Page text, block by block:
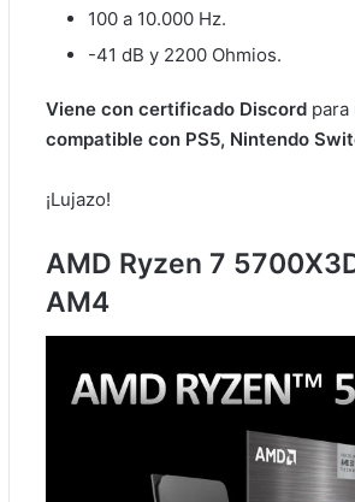
100 a 10.000 Hz.
-41 dB y 2200 Ohmios.
Viene con certificado Discord
compatible con PS5, Nintendo
¡Lujazo!
AMD Ryzen 7
AM4